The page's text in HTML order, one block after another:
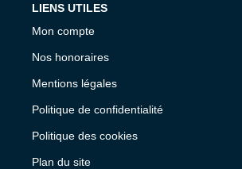
LIENS UTILES
Mon compte
Nos honoraires
Mentions légales
Politique de confidentialité
Politique des cookies
Plan du site